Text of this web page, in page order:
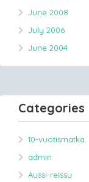
June 2008
July 2006
June 2004
Categories
10-vuotismatka
admin
Aussi-reissu